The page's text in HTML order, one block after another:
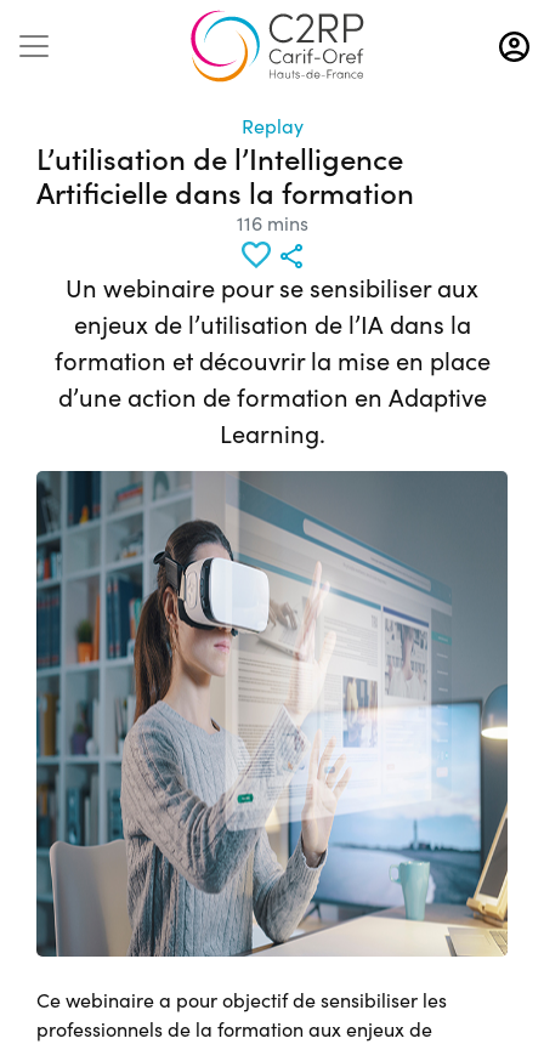
Aller
au
contenu
Replay
L’utilisation de l’Intelligence
Artificielle dans la formation
116 mins
Un webinaire pour se sensibiliser aux
enjeux de l’utilisation de l’IA dans la
formation et découvrir la mise en place
d’une action de formation en Adaptive
Learning.
Ce webinaire a pour objectif de sensibiliser les
professionnels de la formation aux enjeux de